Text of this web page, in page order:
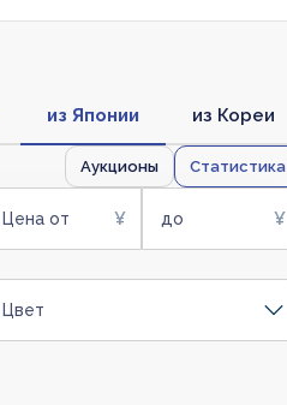
из Японии из Кореи
Аукционы Статистика
Цена от до
Цвет